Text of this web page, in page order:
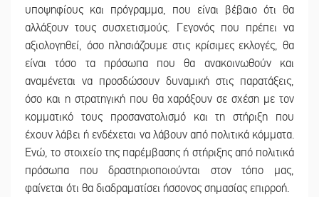
υποψηφίους και πρόγραμμα, που είναι βέβαιο ότι θα
αλλάξουν τους συσχετισμούς. Γεγονός που πρέπει να
αξιολογηθεί, όσο πλησιάζουμε στις κρίσιμες εκλογές, θα
είναι τόσο τα πρόσωπα που θα ανακοινωθούν και
αναμένεται να προσδώσουν δυναμική στις παρατάξεις,
όσο και η στρατηγική που θα χαράξουν σε σχέση με τον
κομματικό τους προσανατολισμό και τη στήριξη που
έχουν λάβει ή ενδέχεται να λάβουν από πολιτικά κόμματα.
Ενώ, το στοιχείο της παρέμβασης ή στήριξης από πολιτικά
πρόσωπα που δραστηριοποιούνται στον τόπο μας,
φαίνεται ότι θα διαδραματίσει ήσσονος σημασίας επιρροή.